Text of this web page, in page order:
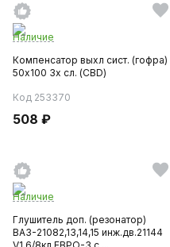
Наличие
Компенсатор выхл сист. (гофра)
50x100 3х сл. (CBD)
Код 253370
508 ₽
Наличие
Глушитель доп. (резонатор)
ВАЗ-21082,13,14,15 инж.дв.21144